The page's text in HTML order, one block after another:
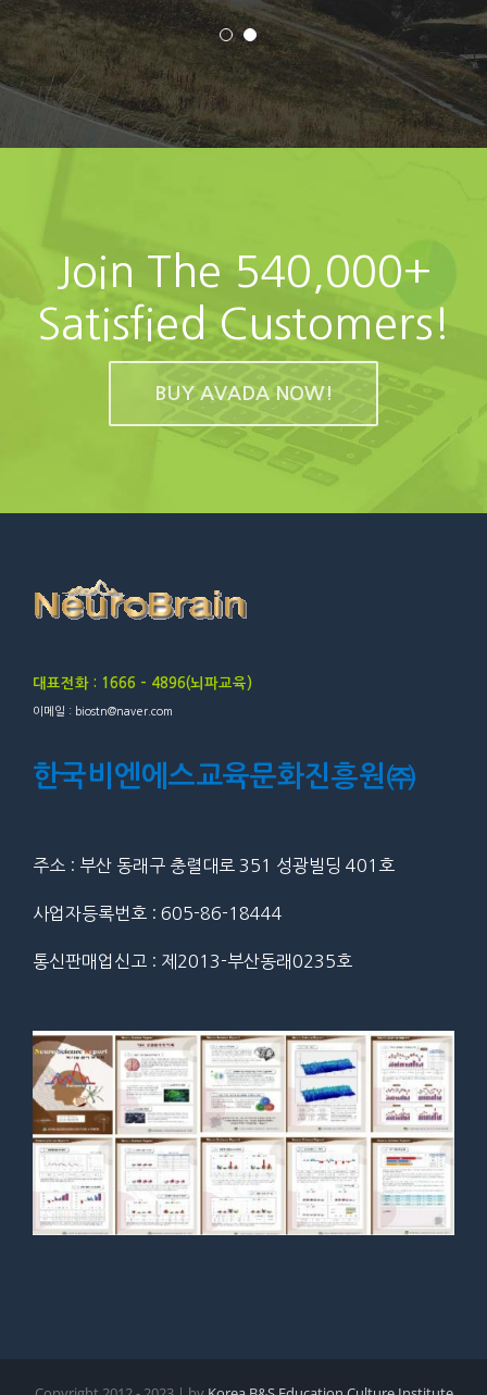
Join The 540,000+
Satisfied Customers!
BUY AVADA NOW!
대표전화 : 1666 – 4896(뇌파교육)
이메일 : biostn@naver.com
한국비엔에스교육문화진흥원㈜
주소 : 부산 동래구 충렬대로 351 성광빌딩 401호
사업자등록번호 : 605-86-18444
통신판매업신고 : 제2013-부산동래0235호